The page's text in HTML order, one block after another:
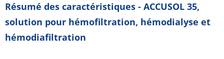
Résumé des caractéristiques - ACCUSOL 35,
solution pour hémofiltration, hémodialyse et
hémodiafiltration